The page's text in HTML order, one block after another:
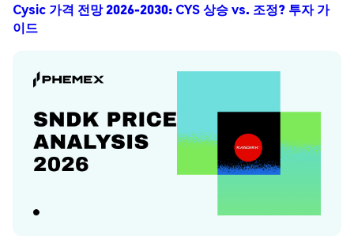
Cysic 가격 전망 2026-2030: CYS 상승 vs. 조정? 투자 가
이드